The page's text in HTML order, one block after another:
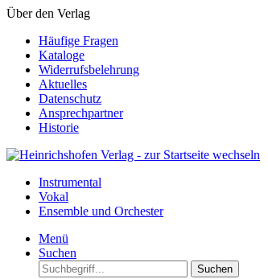
Über den Verlag
Häufige Fragen
Kataloge
Widerrufsbelehrung
Aktuelles
Datenschutz
Ansprechpartner
Historie
Instrumental
Vokal
Ensemble und Orchester
Menü
Suchen
Suchen